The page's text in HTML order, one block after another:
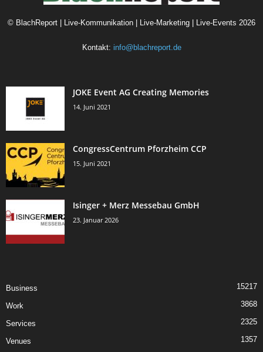
© BlachReport | Live-Kommunikation | Live-Marketing | Live-Events 2026
Kontakt: info@blachreport.de
JOKE Event AG Creating Memories
14. Juni 2021
CongressCentrum Pforzheim CCP
15. Juni 2021
Isinger + Merz Messebau GmbH
23. Januar 2026
Business 15217
Work 3868
Services 2325
Venues 1357